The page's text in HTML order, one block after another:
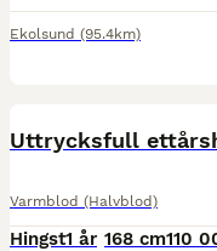
Ekolsund (95.4km)
Uttrycksfull
Varmblod (Halvblod)
Hingst1 år 168 cm110